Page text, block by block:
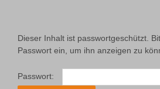
Unternehmen
Kontakt
Dieser Inhalt ist passwortgeschützt.
Passwort ein, um ihn anzeigen zu
Passwort: